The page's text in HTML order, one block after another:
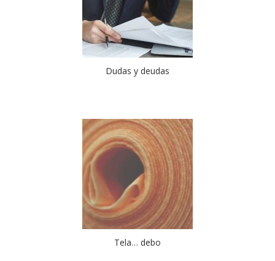
Dudas y deudas
Tela… debo